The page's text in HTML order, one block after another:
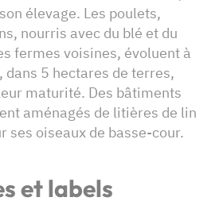
élevage. Les poulets,
nourris avec du blé et du
fermes voisines, évoluent à
5 hectares de terres,
maturité. Des bâtiments
aménagés de litières de lin
ses oiseaux de basse-cour.
et labels